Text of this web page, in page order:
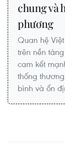
chung và
phương
Quan hệ
trên nền
cam kết
thống
bình và ổn